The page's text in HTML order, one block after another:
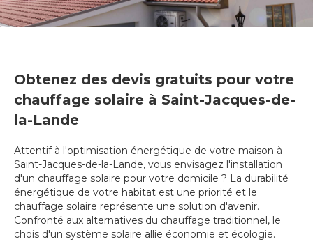
Obtenez des devis gratuits pour votre
chauffage solaire à Saint-Jacques-de-
la-Lande
Attentif à l'optimisation énergétique de votre maison à
Saint-Jacques-de-la-Lande, vous envisagez l'installation
d'un chauffage solaire pour votre domicile ? La durabilité
énergétique de votre habitat est une priorité et le
chauffage solaire représente une solution d'avenir.
Confronté aux alternatives du chauffage traditionnel, le
chois d'un système solaire allie économie et écologie.